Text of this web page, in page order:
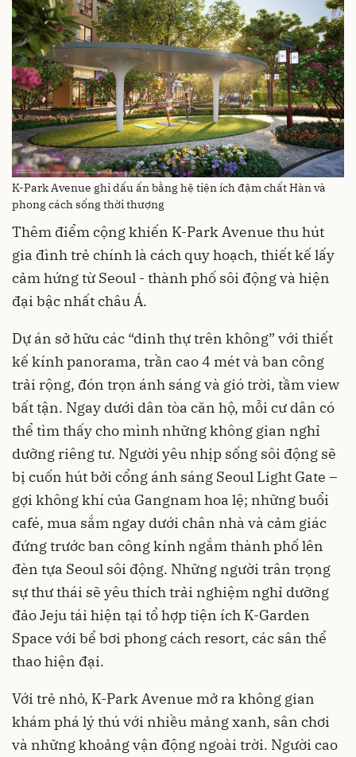
K-Park Avenue ghi dấu ấn bằng hệ tiện ích đậm chất Hàn và
phong cách sống thời thượng
Thêm điểm cộng khiến K-Park Avenue thu hút
gia đình trẻ chính là cách quy hoạch, thiết kế lấy
cảm hứng từ Seoul - thành phố sôi động và hiện
đại bậc nhất châu Á.
Dự án sở hữu các “dinh thự trên không” với thiết
kế kính panorama, trần cao 4 mét và ban công
trải rộng, đón trọn ánh sáng và gió trời, tầm view
bất tận. Ngay dưới dân tòa căn hộ, mỗi cư dân có
thể tìm thấy cho mình những không gian nghỉ
dưỡng riêng tư. Người yêu nhịp sống sôi động sẽ
bị cuốn hút bởi cổng ánh sáng Seoul Light Gate –
gợi không khí của Gangnam hoa lệ; những buổi
café, mua sắm ngay dưới chân nhà và cảm giác
đứng trước ban công kính ngắm thành phố lên
đèn tựa Seoul sôi động. Những người trân trọng
sự thư thái sẽ yêu thích trải nghiệm nghỉ dưỡng
đảo Jeju tái hiện tại tổ hợp tiện ích K-Garden
Space với bể bơi phong cách resort, các sân thể
thao hiện đại.
Với trẻ nhỏ, K-Park Avenue mở ra không gian
khám phá lý thú với nhiều mảng xanh, sân chơi
và những khoảng vận động ngoài trời. Người cao